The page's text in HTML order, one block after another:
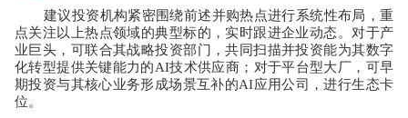
建议投资机构紧密围绕前述并购热点进行系统性布局，重
点关注以上热点领域的典型标的，实时跟进企业动态。对于产
业巨头，可联合其战略投资部门，共同扫描并投资能为其数字
化转型提供关键能力的AI技术供应商；对于平台型大厂，可早
期投资与其核心业务形成场景互补的AI应用公司，进行生态卡
位。